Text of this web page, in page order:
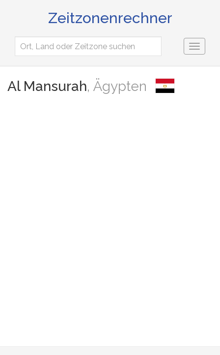
Zeitzonenrechner
Toggle
Al Mansurah, Ägypten